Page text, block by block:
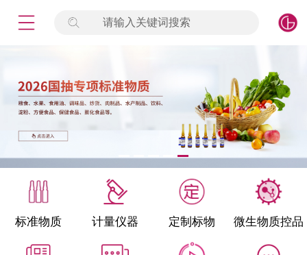
请输入关键词搜索
标准物质 计量仪器 定制标物 微生物质控品
标准物质
产品专项
微生物检测/质控品
定制标物